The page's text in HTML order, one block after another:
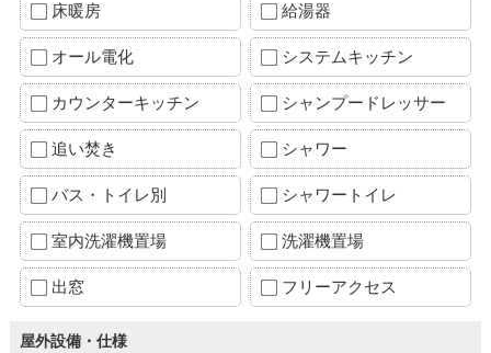
床暖房 給湯器
オール電化 システムキッチン
カウンターキッチン シャンプードレッサー
追い焚き シャワー
バス・トイレ別 シャワートイレ
室内洗濯機置場 洗濯機置場
出窓 フリーアクセス
屋外設備・仕様